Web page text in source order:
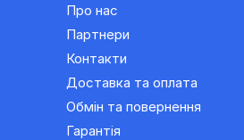
Про нас
Партнери
Контакти
Доставка та оплата
Обмін та повернення
Гарантія